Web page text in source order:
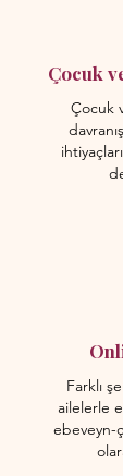
Çocuk
Çocuk
Farklı
ailelerle
ebeveyn-